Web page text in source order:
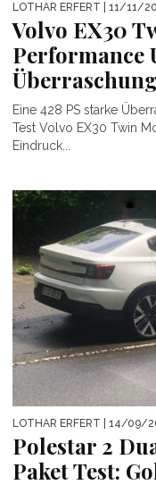
LOTHAR ERFERT | 11/11/
Volvo EX30
Performance
Überraschung
Eine 428 PS starke
Test Volvo EX30 Twin
Eindruck...
LOTHAR ERFERT | 14/09/
Polestar 2
Paket Test: